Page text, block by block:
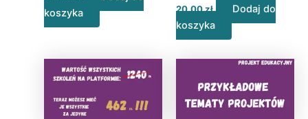
koszyka
20,00zł
Dodaj do
koszyka